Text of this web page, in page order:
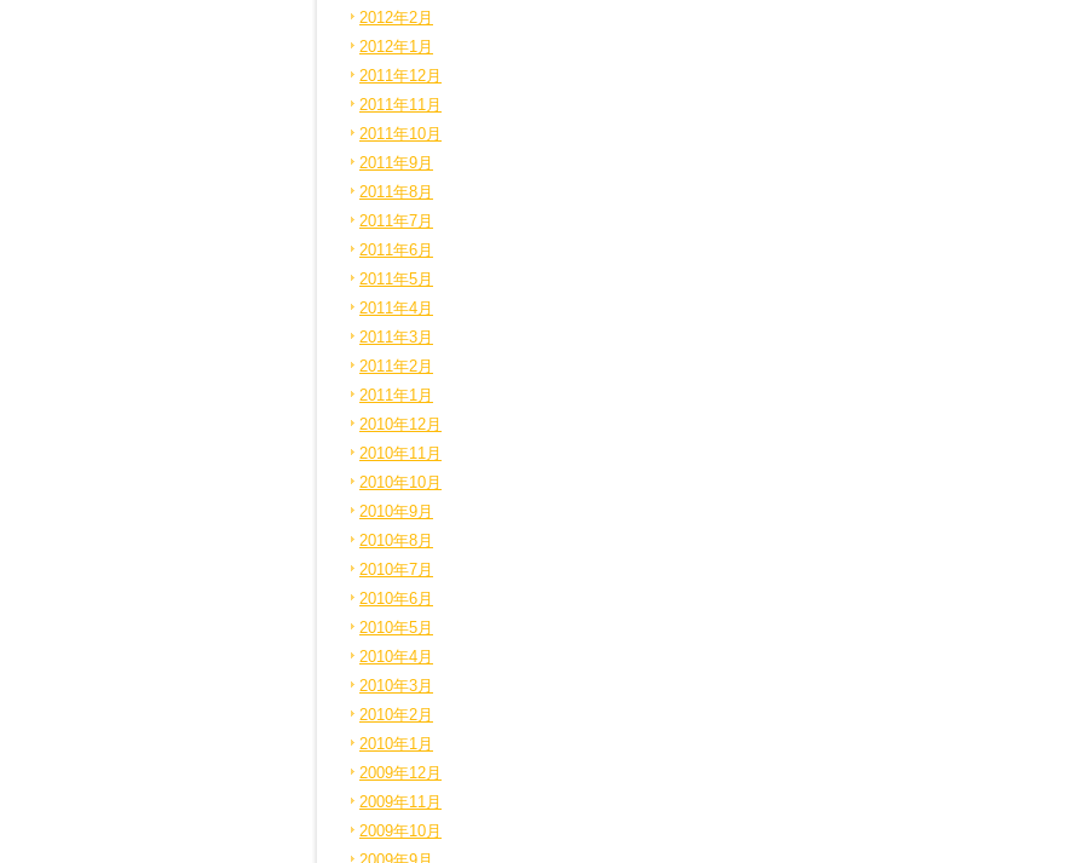
2012年2月
2012年1月
2011年12月
2011年11月
2011年10月
2011年9月
2011年8月
2011年7月
2011年6月
2011年5月
2011年4月
2011年3月
2011年2月
2011年1月
2010年12月
2010年11月
2010年10月
2010年9月
2010年8月
2010年7月
2010年6月
2010年5月
2010年4月
2010年3月
2010年2月
2010年1月
2009年12月
2009年11月
2009年10月